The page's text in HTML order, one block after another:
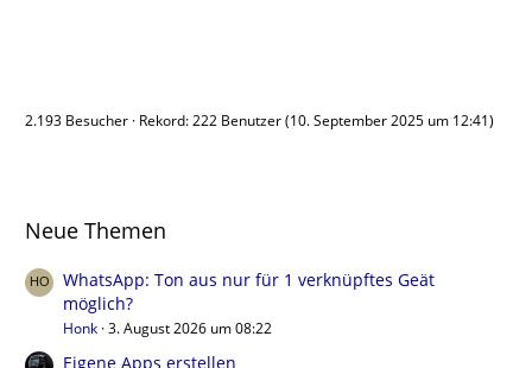
2.193 Besucher Rekord: 222 Benutzer (10. September 2025 um 12:41)
Neue Themen
WhatsApp: Ton aus nur für 1 verknüpftes Geät
möglich?
Honk 3. August 2026 um 08:22
Eigene Apps erstellen